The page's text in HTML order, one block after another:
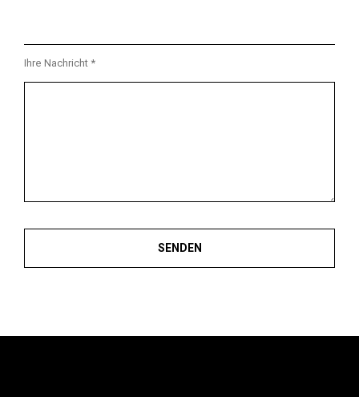
Ihre Nachricht *